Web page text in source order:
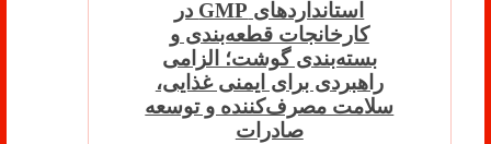
استانداردهای GMP در
کارخانجات قطعه‌بندی و
بسته‌بندی گوشت؛ الزامی
راهبردی برای ایمنی غذایی،
سلامت مصرف‌کننده و توسعه
صادرات